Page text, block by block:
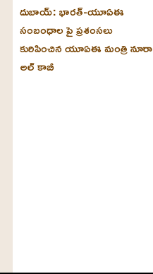
దుబాయ్‌: భారత్-యూఏఈ
సంబంధాల పై ప్రశంసలు
కురిపించిన యూఏఈ మంత్రి నూరా
అల్‌ కాబీ